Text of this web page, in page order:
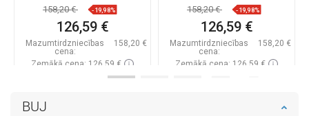
BUJ
sifons - 6502901505-20
158,20 € -19,98%
126,59 €
Mazumtirdzniecības
cena:
158,20 €
Zemākā cena: 126,59 €
Pieejamās vispirms
sifons - 6502901505-69
158,20 € -19,98%
126,59 €
Mazumtirdzniecības
cena:
158,20 €
Zemākā cena: 126,59 €